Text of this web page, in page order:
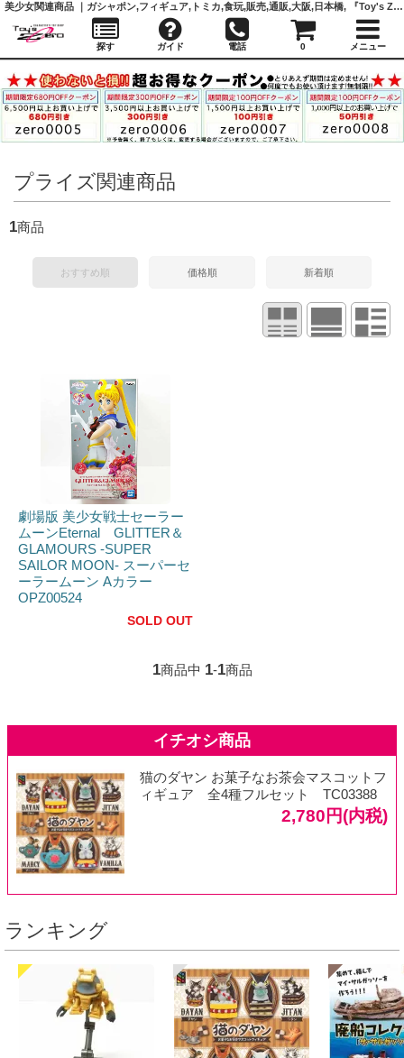
プライズ関連商品
1商品
おすすめ順 価格順 新着順
劇場版 美少女戦士セーラー
ムーンEternal GLITTER＆
GLAMOURS -SUPER
SAILOR MOON- スーパーセ
ーラームーン Aカラー
OPZ00524
SOLD OUT
1商品中 1-1商品
猫のダヤン お菓子なお茶会マスコットフ
ィギュア 全4種フルセット TC03388
2,780円(内税)
ランキング
美少女関連商品 ｜ガシャポン,フィギュア,トミカ,食玩,販売,通販,大阪,日本橋, 『Toy's Zero』 トイズゼロ
探す ガイド 電話 0 メニュー